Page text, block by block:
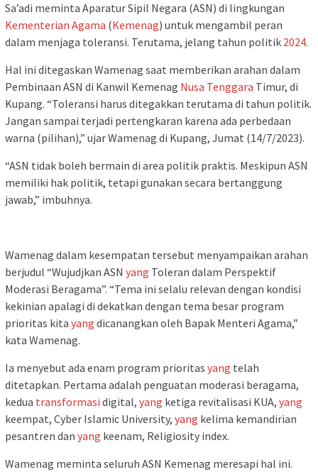
Sa’adi meminta Aparatur Sipil Negara (ASN) di lingkungan
Kementerian Agama (Kemenag) untuk mengambil peran
dalam menjaga toleransi. Terutama, jelang tahun politik 2024.
Hal ini ditegaskan Wamenag saat memberikan arahan dalam
Pembinaan ASN di Kanwil Kemenag Nusa Tenggara Timur, di
Kupang. “Toleransi harus ditegakkan terutama di tahun politik.
Jangan sampai terjadi pertengkaran karena ada perbedaan
warna (pilihan),” ujar Wamenag di Kupang, Jumat (14/7/2023).
“ASN tidak boleh bermain di area politik praktis. Meskipun ASN
memiliki hak politik, tetapi gunakan secara bertanggung
jawab,” imbuhnya.
Wamenag dalam kesempatan tersebut menyampaikan arahan
berjudul “Wujudjkan ASN yang Toleran dalam Perspektif
Moderasi Beragama”. “Tema ini selalu relevan dengan kondisi
kekinian apalagi di dekatkan dengan tema besar program
prioritas kita yang dicanangkan oleh Bapak Menteri Agama,”
kata Wamenag.
Ia menyebut ada enam program prioritas yang telah
ditetapkan. Pertama adalah penguatan moderasi beragama,
kedua transformasi digital, yang ketiga revitalisasi KUA, yang
keempat, Cyber Islamic University, yang kelima kemandirian
pesantren dan yang keenam, Religiosity index.
Wamenag meminta seluruh ASN Kemenag meresapi hal ini.